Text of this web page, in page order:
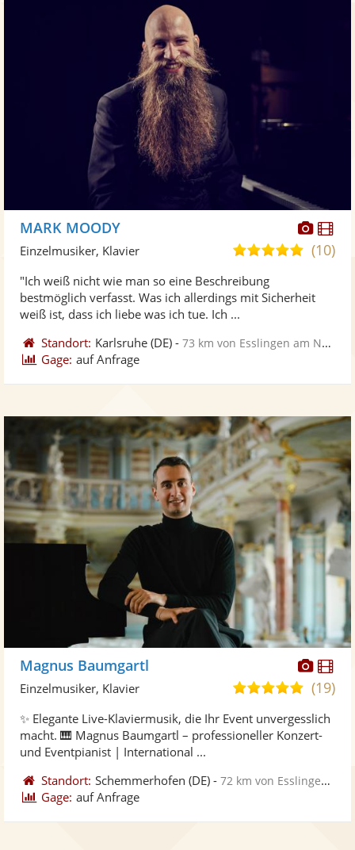
MARK MOODY
5,0(10)
Einzelmusiker, Klavier
"Ich weiß nicht wie man so eine Beschreibung
bestmöglich verfasst. Was ich allerdings mit Sicherheit
weiß ist, dass ich liebe was ich tue. Ich ...
Standort: Karlsruhe (DE) -73 km von Esslingen am Neckar
Gage: auf Anfrage
Fotos
Magnus Baumgartl
5,0
5
(19)
Einzelmusiker, Klavier
✨ Elegante Live-Klaviermusik, die Ihr Event unvergesslich
macht. 🎹 Magnus Baumgartl – professioneller Konzert-
und Eventpianist | International ...
Standort: Schemmerhofen (DE) -72 km von Esslingen am Neckar
Gage: auf Anfrage